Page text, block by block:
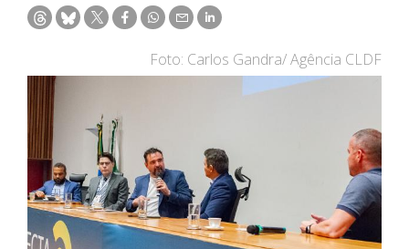
Foto: Carlos Gandra/ Agência CLDF